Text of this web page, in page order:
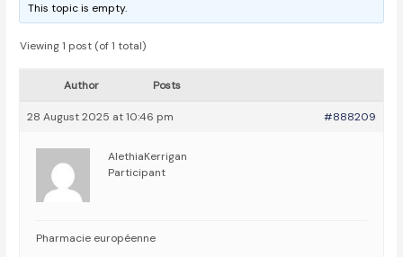
This topic is empty.
Viewing 1 post (of 1 total)
Author Posts
28 August 2025 at 10:46 pm #888209
AlethiaKerrigan
Participant
Pharmacie européenne